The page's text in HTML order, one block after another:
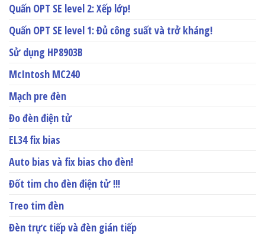
Quấn OPT SE level 2: Xếp lớp!
Quấn OPT SE level 1: Đủ công suất và trở kháng!
Sử dụng HP8903B
McIntosh MC240
Mạch pre đèn
Đo đèn điện tử
EL34 fix bias
Auto bias và fix bias cho đèn!
Đốt tim cho đèn điện tử !!!
Treo tim đèn
Đèn trực tiếp và đèn gián tiếp